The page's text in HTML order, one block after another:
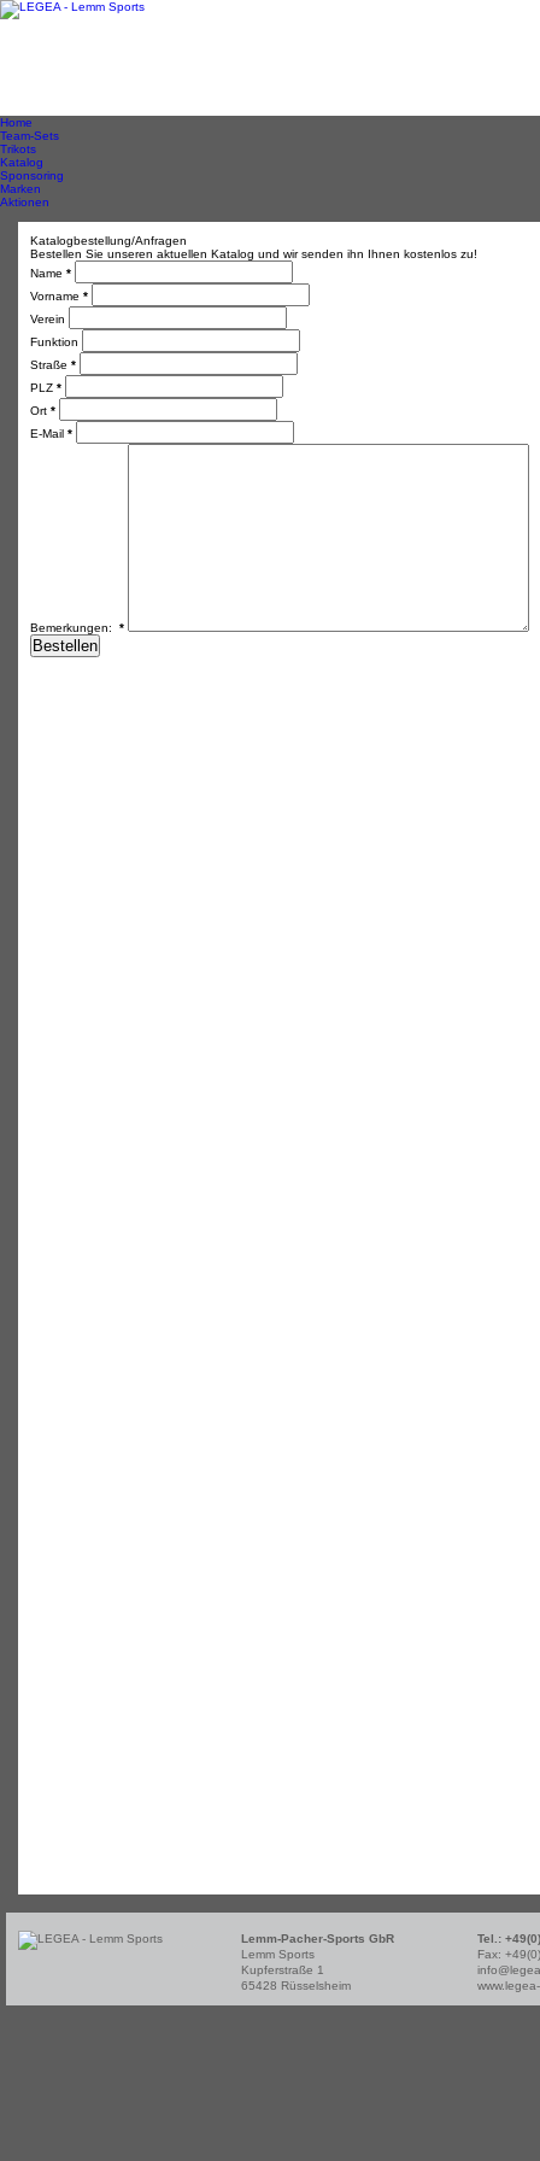
Home
Team-Sets
Trikots
Katalog
Sponsoring
Marken
Aktionen
Katalogbestellung/Anfragen
Bestellen Sie unseren aktuellen Katalog und wir senden ihn Ihnen kostenlos zu!
Name *
Vorname *
Verein
Funktion
Straße *
PLZ *
Ort *
E-Mail *
Bemerkungen: *
Lemm-Pacher-Sports GbR
Lemm Sports
Kupferstraße 1
65428 Rüsselsheim
Tel.:
Fax: